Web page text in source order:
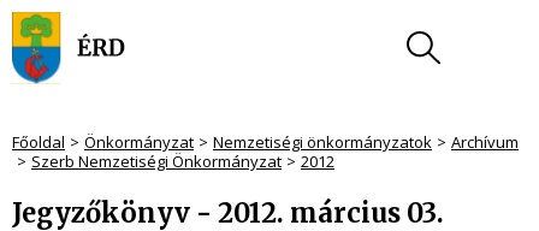
Főoldal Önkormányzat Nemzetiségi önkormányzatok
Archívum
Szerb Nemzetiségi Önkormányzat
2012
Jegyzőkönyv - 2012. március 03.